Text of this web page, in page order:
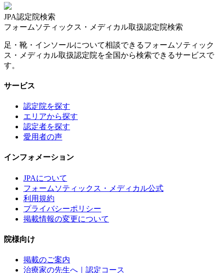
JPA認定院検索
フォームソティックス・メディカル取扱認定院検索
足・靴・インソールについて相談できるフォームソティック
ス・メディカル取扱認定院を全国から検索できるサービスで
す。
サービス
認定院を探す
エリアから探す
認定者を探す
愛用者の声
インフォメーション
JPAについて
フォームソティックス・メディカル公式
利用規約
プライバシーポリシー
掲載情報の変更について
院様向け
掲載のご案内
治療家の先生へ｜認定コース